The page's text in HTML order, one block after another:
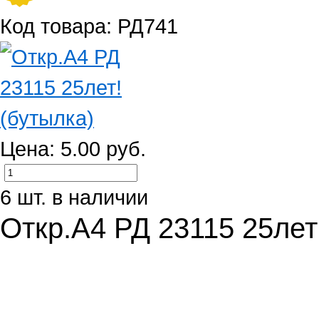
Код товара: РД741
Цена: 5.00 руб.
6 шт. в наличии
Откр.А4 РД 23115